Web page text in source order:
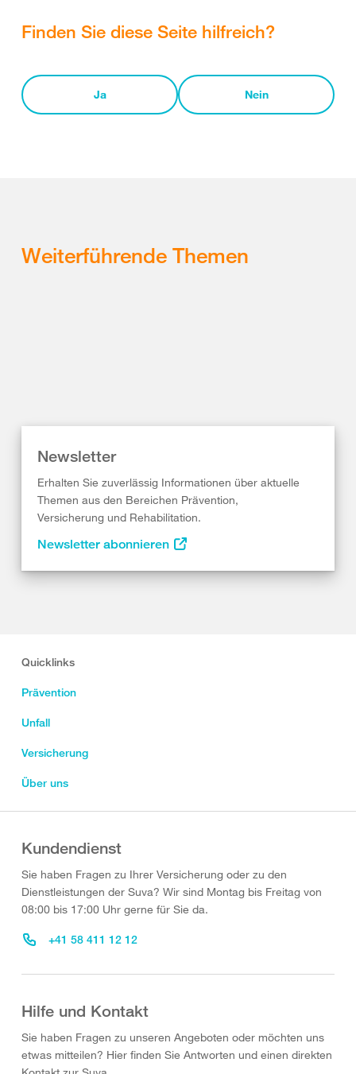
Finden Sie diese Seite hilfreich?
Ja Nein
Weiterführende Themen
Newsletter
Erhalten Sie zuverlässig Informationen über aktuelle
Themen aus den Bereichen Prävention,
Versicherung und Rehabilitation.
Newsletter abonnieren
Quicklinks
Prävention
Unfall
Versicherung
Über uns
Kundendienst
Sie haben Fragen zu Ihrer Versicherung oder zu den
Dienstleistungen der Suva? Wir sind Montag bis Freitag von
08:00 bis 17:00 Uhr gerne für Sie da.
+41 58 411 12 12
Hilfe und Kontakt
Sie haben Fragen zu unseren Angeboten oder möchten uns
etwas mitteilen? Hier finden Sie Antworten und einen direkten